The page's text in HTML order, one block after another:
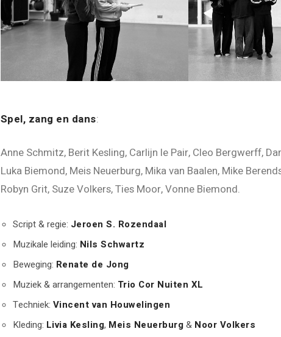
Spel, zang en dans:
Anne Schmitz, Berit Kesling, Carlijn le Pair, Cleo Bergwerff,
Luka Biemond, Meis Neuerburg, Mika van Baalen, Mike
Robyn Grit, Suze Volkers, Ties Moor, Vonne Biemond.
Script & regie: Jeroen S. Rozendaal
Muzikale leiding: Nils Schwartz
Beweging: Renate de Jong
Muziek & arrangementen: Trio Cor Nuiten XL
Techniek: Vincent van Houwelingen
Kleding: Livia Kesling, Meis Neuerburg& Noor Volkers